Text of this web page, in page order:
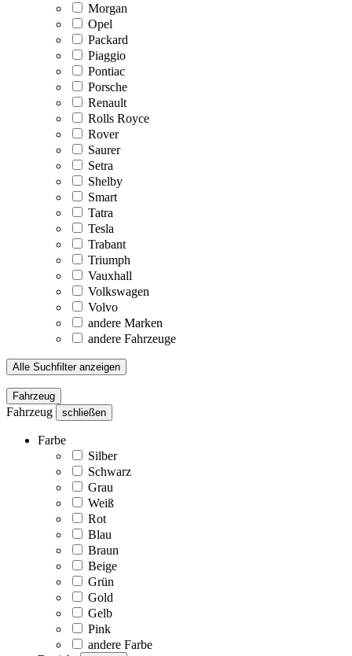
Morgan
Opel
Packard
Piaggio
Pontiac
Porsche
Renault
Rolls Royce
Rover
Saurer
Setra
Shelby
Smart
Tatra
Tesla
Trabant
Triumph
Vauxhall
Volkswagen
Volvo
andere Marken
andere Fahrzeuge
Alle Suchfilter anzeigen
Fahrzeug
Fahrzeug schließen
Farbe
Silber
Schwarz
Grau
Weiß
Rot
Blau
Braun
Beige
Grün
Gold
Gelb
Pink
andere Farbe